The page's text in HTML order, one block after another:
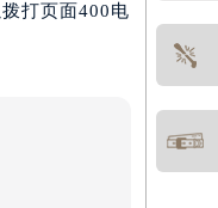
打页面400电